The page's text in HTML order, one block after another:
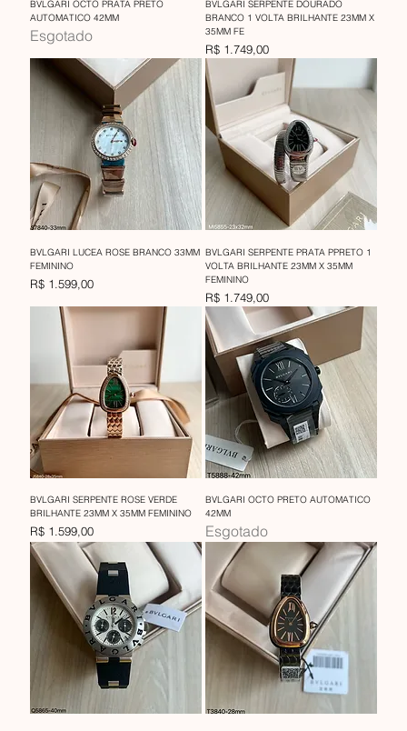
BVLGARI OCTO PRATA PRETO
AUTOMATICO 42MM
Esgotado
BVLGARI SERPENTE DOURADO
BRANCO 1 VOLTA BRILHANTE 23MM X
35MM FE
Preço
R$ 1.749,00
BVLGARI LUCEA ROSE BRANCO 33MM
FEMININO
Preço
R$ 1.599,00
BVLGARI SERPENTE PRATA PPRETO 1
VOLTA BRILHANTE 23MM X 35MM
FEMININO
Preço
R$ 1.749,00
BVLGARI SERPENTE ROSE VERDE
BRILHANTE 23MM X 35MM FEMININO
Preço
R$ 1.599,00
BVLGARI OCTO PRETO AUTOMATICO
42MM
Esgotado